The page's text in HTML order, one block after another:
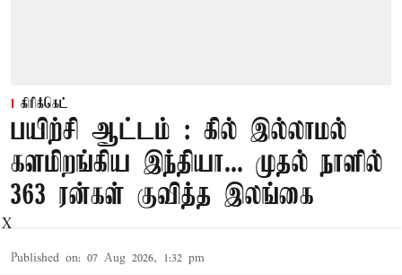
கிரிக்கெட்
பயிற்சி ஆட்டம் : கில் இல்லாமல்
களமிறங்கிய இந்தியா... முதல் நாளில்
363 ரன்கள் குவித்த இலங்கை
Published on: 07 Aug 2026, 1:32 pm
X